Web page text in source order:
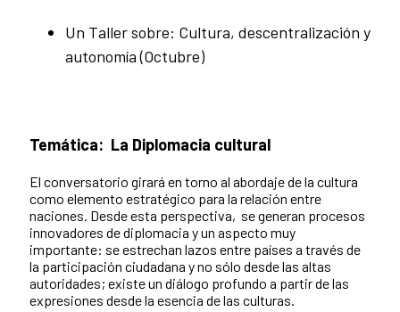
Un Taller sobre: Cultura, descentralización y
autonomía (Octubre)
Temática: La Diplomacia cultural
El conversatorio girará en torno al abordaje de la cultura
como elemento estratégico para la relación entre
naciones. Desde esta perspectiva, se generan procesos
innovadores de diplomacia y un aspecto muy
importante: se estrechan lazos entre países a través de
la participación ciudadana y no sólo desde las altas
autoridades; existe un diálogo profundo a partir de las
expresiones desde la esencia de las culturas.